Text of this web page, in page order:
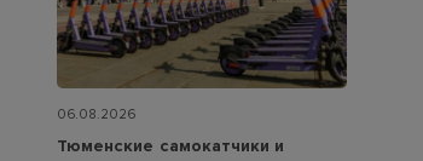
06.08.2026
Тюменские самокатчики и